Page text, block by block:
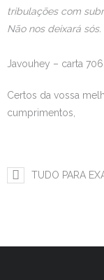
tribulações com
Não nos deixará sós.
Javouhey – carta 706
Certos da vossa
cumprimentos,
TUDO PARA